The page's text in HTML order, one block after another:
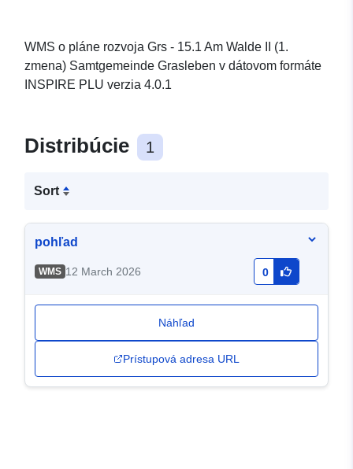
WMS o pláne rozvoja Grs - 15.1 Am Walde II (1.
zmena) Samtgemeinde Grasleben v dátovom formáte
INSPIRE PLU verzia 4.0.1
Distribúcie 1
Sort
pohľad
WMS 12 March 2026 0
Náhľad
Prístupová adresa URL